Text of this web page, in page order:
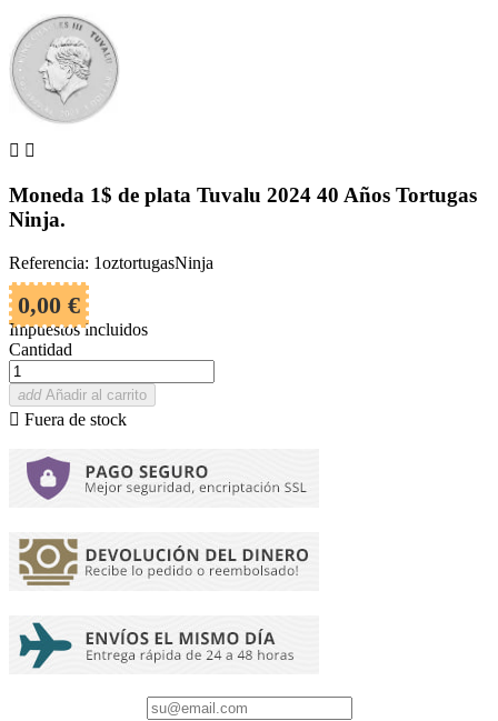
 
Moneda 1$ de plata Tuvalu 2024 40 Años Tortugas
Ninja.
Referencia: 1oztortugasNinja
0,00 €
Impuestos incluidos
Cantidad
add Añadir al carrito
 Fuera de stock